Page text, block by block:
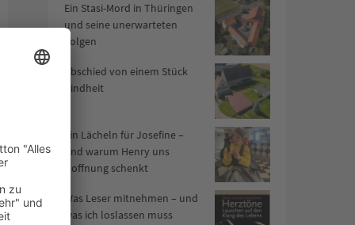
Ein Stasi-Mord in Thüringen
und seine unerwarteten
Folgen
Abschied von einem Stück
Kindheit
Ein Lächeln für Josefine –
und warum Henry uns
Hoffnung schenkt
Was Leser mitnehmen – und
was ich loslassen muss